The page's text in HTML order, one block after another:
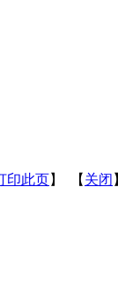
印此页】 【 关闭